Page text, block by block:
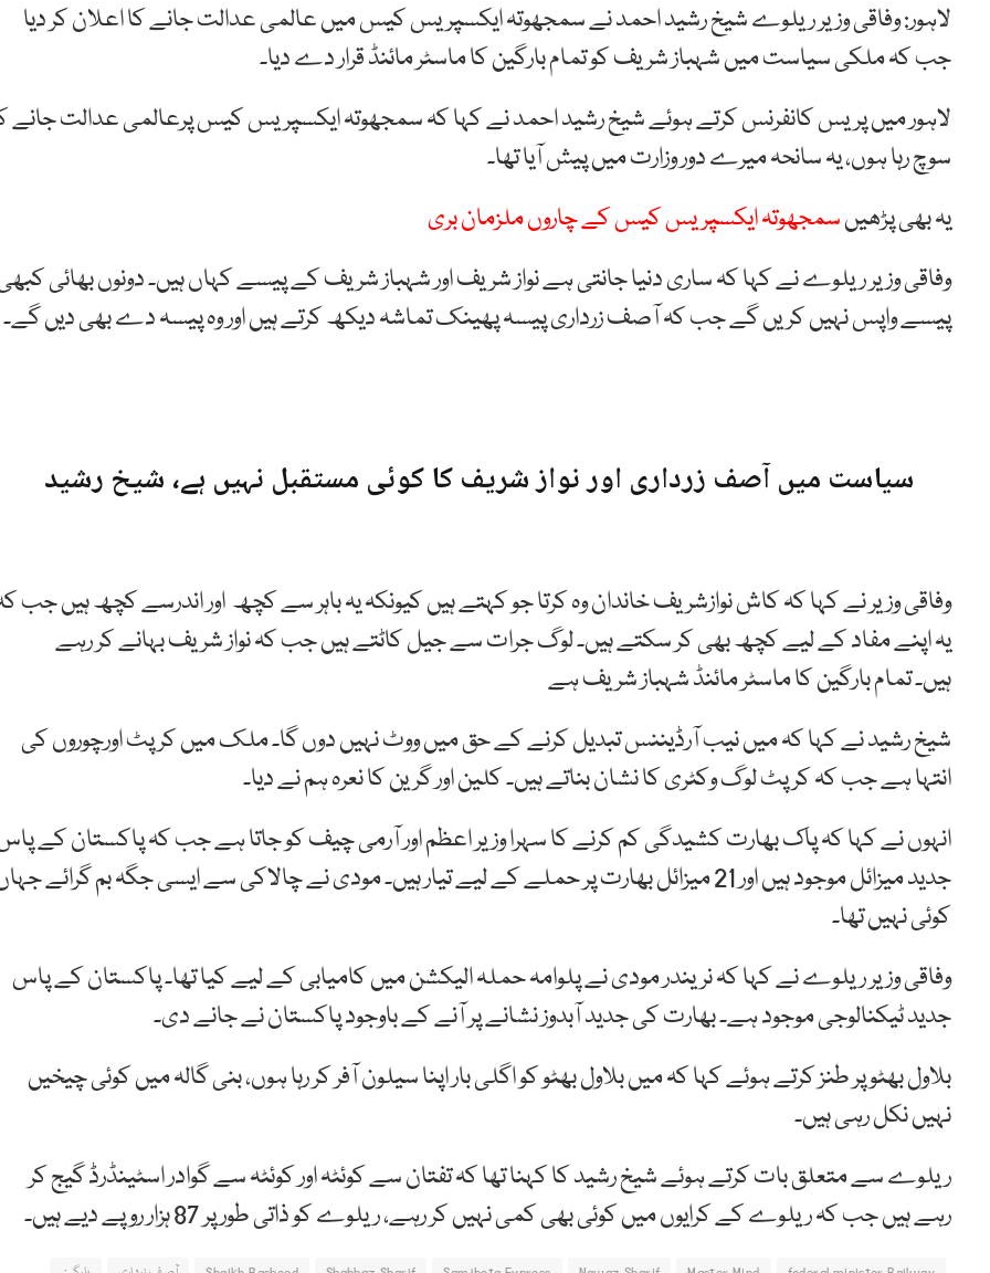
لاہور: وفاقی وزیر ریلوے شیخ رشید احمد نے سمجھوتہ ایکسپریس کیس میں عالمی عدالت جانے کا اعلان کر دیا
جب کہ ملکی سیاست میں شہباز شریف کو تمام بارگین کا ماسٹر مائنڈ قرار دے دیا۔
لاہور میں پریس کانفرنس کرتے ہوئے شیخ رشید احمد نے کہا کہ سمجھوتہ ایکسپریس کیس پرعالمی عدالت جانے
سوچ رہا ہوں، یہ سانحہ میرے دور وزارت میں پیش آیا تھا۔
یہ بھی پڑھیںسمجھوتہ ایکسپریس کیس کے چاروں ملزمان بری
وفاقی وزیر ریلوے نے کہا کہ ساری دنیا جانتی ہے نواز شریف اور شہباز شریف کے پیسے کہاں ہیں۔ دونوں بھائی
پیسے واپس نہیں کریں گے جب کہ آصف زرداری پیسہ پھینک تماشہ دیکھ کرتے ہیں اور وہ پیسہ دے بھی دیں گے۔
سیاست میں آصف زرداری اور نواز شریف کا کوئی مستقبل نہیں ہے، شیخ رشید
وفاقی وزیر نے کہا کہ کاش نوازشریف خاندان وہ کرتا جو کہتے ہیں کیونکہ یہ باہر سے کچھ اور اندرسے کچھ ہیں جب
یہ اپنے مفاد کے لیے کچھ بھی کر سکتے ہیں۔ لوگ جرات سے جیل کاٹتے ہیں جب کہ نواز شریف بہانے کر رہے
ہیں۔ تمام بارگین کا ماسٹر مائنڈ شہباز شریف ہے
شیخ رشید نے کہا کہ میں نیب آرڈیننس تبدیل کرنے کے حق میں ووٹ نہیں دوں گا۔ ملک میں کرپٹ اورچوروں کی
انتہا ہے جب کہ کرپٹ لوگ وکٹری کا نشان بناتے ہیں۔ کلین اور گرین کا نعرہ ہم نے دیا۔
انہوں نے کہا کہ پاک بھارت کشیدگی کم کرنے کا سہرا وزیر اعظم اور آرمی چیف کو جاتا ہے جب کہ پاکستان کے
جدید میزائل موجود ہیں اور 21 میزائل بھارت پر حملے کے لیے تیار ہیں۔ مودی نے چالاکی سے ایسی جگہ بم گرائے
کوئی نہیں تھا۔
وفاقی وزیر ریلوے نے کہا کہ نریندر مودی نے پلوامہ حملہ الیکشن میں کامیابی کے لیے کیا تھا۔ پاکستان کے پاس
جدید ٹیکنالوجی موجود ہے۔ بھارت کی جدید آبدوز نشانے پر آنے کے باوجود پاکستان نے جانے دی۔
بلاول بھٹو پر طنز کرتے ہوئے کہا کہ میں بلاول بھٹو کو اگلی بار اپنا سیلون آفر کر رہا ہوں، بنی گالہ میں کوئی چیخیں
نہیں نکل رہی ہیں۔
ریلوے سے متعلق بات کرتے ہوئے شیخ رشید کا کہنا تھا کہ تفتان سے کوئٹہ اور کوئٹہ سے گوادر اسٹینڈرڈ گیج کر
رہے ہیں جب کہ ریلوے کے کرایوں میں کوئی بھی کمی نہیں کر رہے، ریلوے کو ذاتی طور پر 87 ہزار روپے دیے ہیں۔